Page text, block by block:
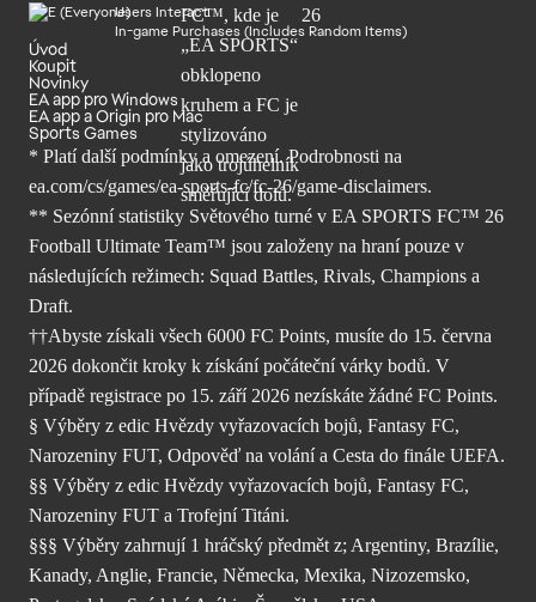
Users Interact
In-game Purchases (Includes Random Items)
Úvod
Koupit
Novinky
EA app pro Windows
EA app a Origin pro Mac
Sports Games
* Platí další podmínky a omezení. Podrobnosti na
ea.com/cs/games/ea-sports-fc/fc-26/game-disclaimers.
** Sezónní statistiky Světového turné v EA SPORTS FC™ 26
Football Ultimate Team™ jsou založeny na hraní pouze v
následujících režimech: Squad Battles, Rivals, Champions a
Draft.
††Abyste získali všech 6000 FC Points, musíte do 15. června
2026 dokončit kroky k získání počáteční várky bodů. V
případě registrace po 15. září 2026 nezískáte žádné FC Points.
§ Výběry z edic Hvězdy vyřazovacích bojů, Fantasy FC,
Narozeniny FUT, Odpověď na volání a Cesta do finále UEFA.
§§ Výběry z edic Hvězdy vyřazovacích bojů, Fantasy FC,
Narozeniny FUT a Trofejní Titáni.
§§§ Výběry zahrnují 1 hráčský předmět z; Argentiny, Brazílie,
Kanady, Anglie, Francie, Německa, Mexika, Nizozemsko,